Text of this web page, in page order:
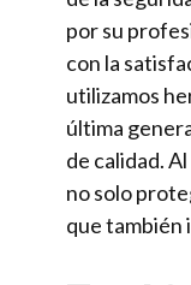
por su
con la
utilizamos
última
de calidad.
no solo
que también